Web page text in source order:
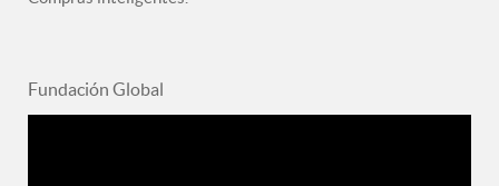
Fundación Global